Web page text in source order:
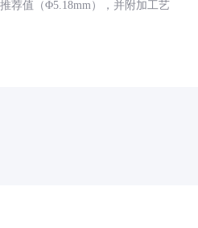
荐值（Φ5.18mm），并附加工艺